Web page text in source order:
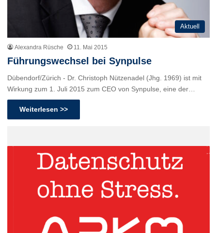
Aktuell
Alexandra Rüsche 11. Mai 2015
Führungswechsel bei Synpulse
Dübendorf/Zürich - Dr. Christoph Nützenadel (Jhg. 1969) ist mit
Wirkung zum 1. Juli 2015 zum CEO von Synpulse, eine der…
Weiterlesen >>